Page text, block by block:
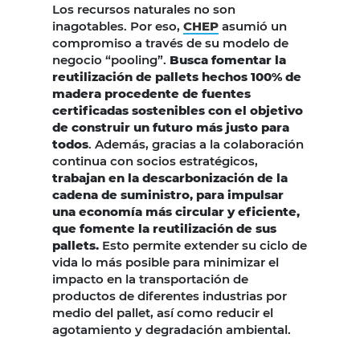
Los recursos naturales no son
inagotables. Por eso, CHEP asumió un
compromiso a través de su modelo de
negocio “pooling”. Busca fomentar la
reutilización de pallets hechos 100% de
madera procedente de fuentes
certificadas sostenibles con el objetivo
de construir un futuro más justo para
todos. Además, gracias a la colaboración
continua con socios estratégicos,
trabajan en la descarbonización de la
cadena de suministro, para impulsar
una economía más circular y eficiente,
que fomente la reutilización de sus
pallets. Esto permite extender su ciclo de
vida lo más posible para minimizar el
impacto en la transportación de
productos de diferentes industrias por
medio del pallet, así como reducir el
agotamiento y degradación ambiental.